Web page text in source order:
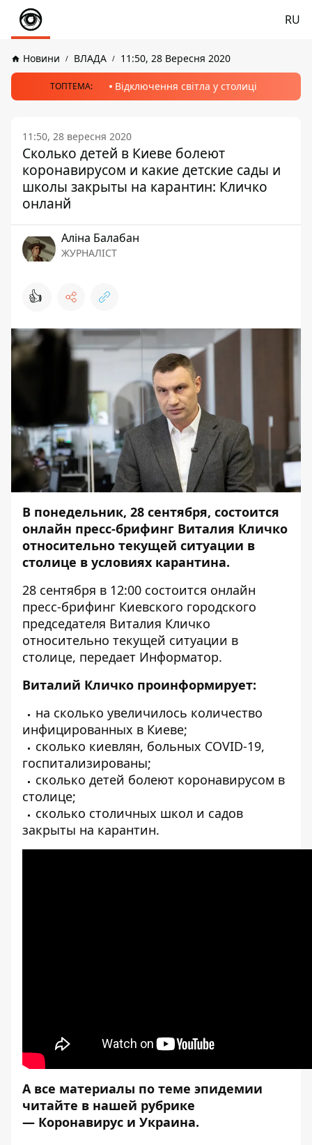
RU
Новини ВЛАДА 11:50, 28 Вересня 2020
ТОПТЕМА: Відключення світла у столиці
11:50, 28 вересня 2020
Сколько детей в Киеве болеют
коронавирусом и какие детские сады и
школы закрыты на карантин: Кличко
онланй
Аліна Балабан
ЖУРНАЛІСТ
👍
В понедельник, 28 сентября, состоится
онлайн пресс-брифинг Виталия Кличко
относительно текущей ситуации в
столице в условиях карантина.
28 сентября в 12:00 состоится онлайн
пресс-брифинг Киевского городского
председателя Виталия Кличко
относительно текущей ситуации в
столице, передает Информатор.
Виталий Кличко проинформирует:
на сколько увеличилось количество
инфицированных в Киеве;
сколько киевлян, больных COVID-19,
госпитализированы;
сколько детей болеют коронавирусом в
столице;
сколько столичных школ и садов
закрыты на карантин.
А все материалы по теме эпидемии
читайте в нашей рубрике
— Коронавирус и Украина.